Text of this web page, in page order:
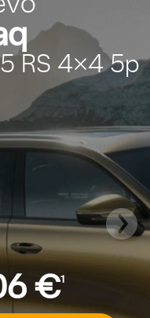
RS 4x4 5p
€1